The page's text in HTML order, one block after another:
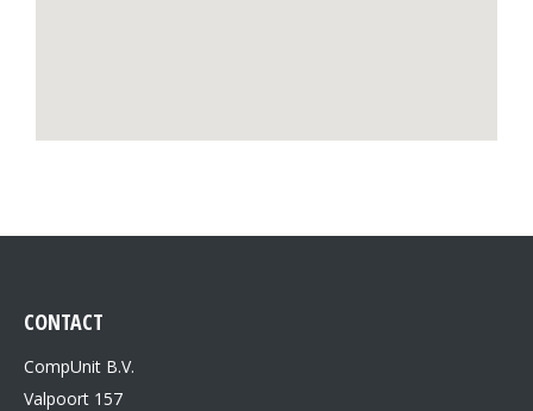
CONTACT
CompUnit B.V.
Valpoort 157